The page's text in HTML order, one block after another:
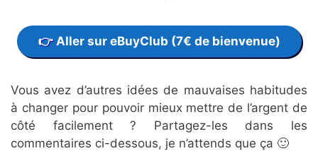
Aller sur eBuyClub (7€ de bienvenue)
Vous avez d’autres idées de mauvaises habitudes
à changer pour pouvoir mieux mettre de l’argent de
côté facilement ? Partagez-les dans les
commentaires ci-dessous, je n’attends que ça 🙂